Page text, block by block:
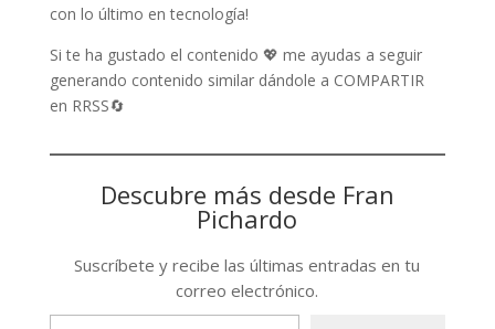
con lo último en tecnología!
Si te ha gustado el contenido 💖 me ayudas a seguir
generando contenido similar dándole a COMPARTIR
en RRSS🔄
Descubre más desde Fran
Pichardo
Suscríbete y recibe las últimas entradas en tu
correo electrónico.